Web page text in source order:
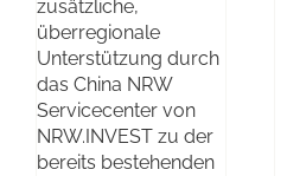
zusätzliche,
überregionale
Unterstützung durch
das China NRW
Servicecenter von
NRW.INVEST zu der
bereits bestehenden